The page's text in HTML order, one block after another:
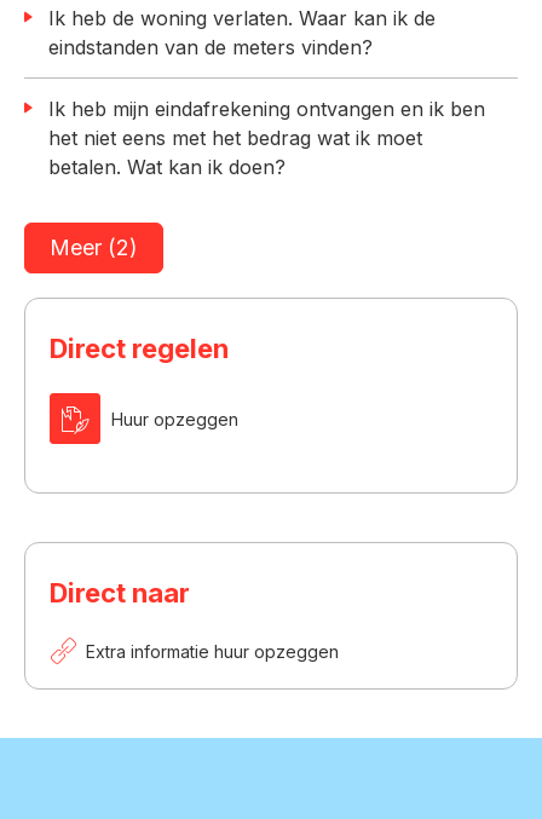
Ik heb de woning verlaten. Waar kan ik de
eindstanden van de meters vinden?
Ik heb mijn eindafrekening ontvangen en ik ben
het niet eens met het bedrag wat ik moet
betalen. Wat kan ik doen?
Meer (2)
Direct regelen
Huur opzeggen
Direct naar
Extra informatie huur opzeggen